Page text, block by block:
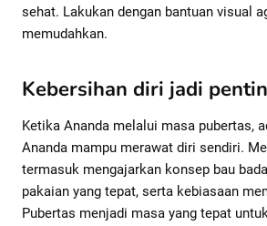
sehat. Lakukan dengan bantuan visual
memudahkan.
Kebersihan diri jadi
Ketika Ananda melalui masa pubertas,
Ananda mampu merawat diri sendiri.
termasuk mengajarkan konsep bau
pakaian yang tepat, serta kebiasaan
Pubertas menjadi masa yang tepat